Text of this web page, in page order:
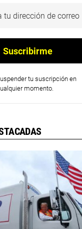
tu suscripción en
momento.